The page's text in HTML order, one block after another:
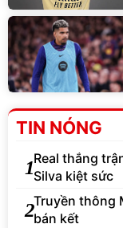
TIN NÓNG
1Real thắng
Silva kiệt sức
2Truyền thông
bán kết